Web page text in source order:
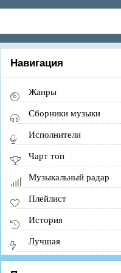
Навигация
Жанры
Сборники музыки
Исполнители
Чарт топ
Музыкальный радар
Плейлист
История
Лучшая